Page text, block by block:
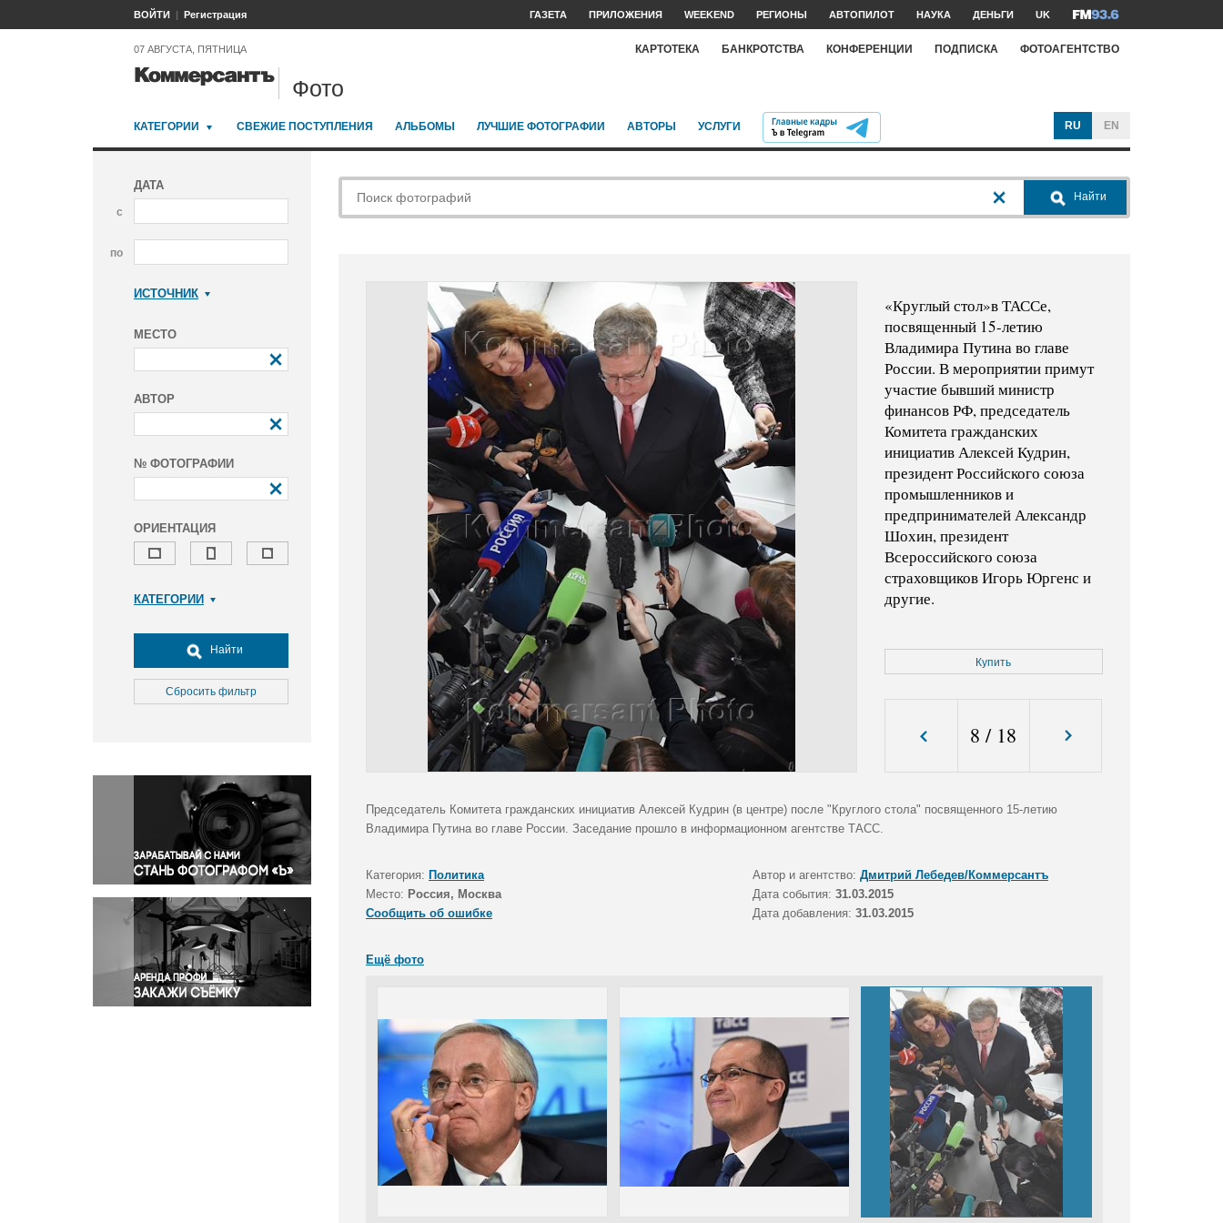
ВОЙТИ Регистрация ГАЗЕТА ПРИЛОЖЕНИЯ WEEKEND РЕГИОНЫ АВТОПИЛОТ НАУКА ДЕНЬГИ UK
07 АВГУСТА, ПЯТНИЦА КАРТОТЕКА БАНКРОТСТВА КОНФЕРЕНЦИИ ПОДПИСКА ФОТОАГЕНТСТВО
Фото
КАТЕГОРИИ СВЕЖИЕ ПОСТУПЛЕНИЯ АЛЬБОМЫ ЛУЧШИЕ ФОТОГРАФИИ АВТОРЫ УСЛУГИ RU EN
ДАТА
с
по
ИСТОЧНИК
МЕСТО
АВТОР
№ ФОТОГРАФИИ
ОРИЕНТАЦИЯ
КАТЕГОРИИ
Досуг, туризм и отдых
Культура
Медицина
Окружающая среда
Политика
Правосудие
Происшествия и конфликты
Религия
Светская жизнь
Спорт
Экология
Экономика и бизнес
Найти
Сбросить фильтр
Найти
«Круглый стол»в ТАССе,
посвященный 15-летию
Владимира Путина во главе
России. В мероприятии примут
участие бывший министр
финансов РФ, председатель
Комитета гражданских
инициатив Алексей Кудрин,
президент Российского союза
промышленников и
предпринимателей Александр
Шохин, президент
Всероссийского союза
страховщиков Игорь Юргенс и
другие.
Код фото: KMO_147532_00557_1
jpg
Купить
8 / 18
Председатель Комитета гражданских инициатив Алексей Кудрин (в центре) после "Круглого стола" посвященного 15-летию
Владимира Путина во главе России. Заседание прошло в информационном агентстве ТАСС.
Категория: Политика Автор и агентство: Дмитрий Лебедев/Коммерсантъ
Место: Россия, Москва Дата события: 31.03.2015
Сообщить об ошибке
Дата добавления: 31.03.2015
Ещё фото